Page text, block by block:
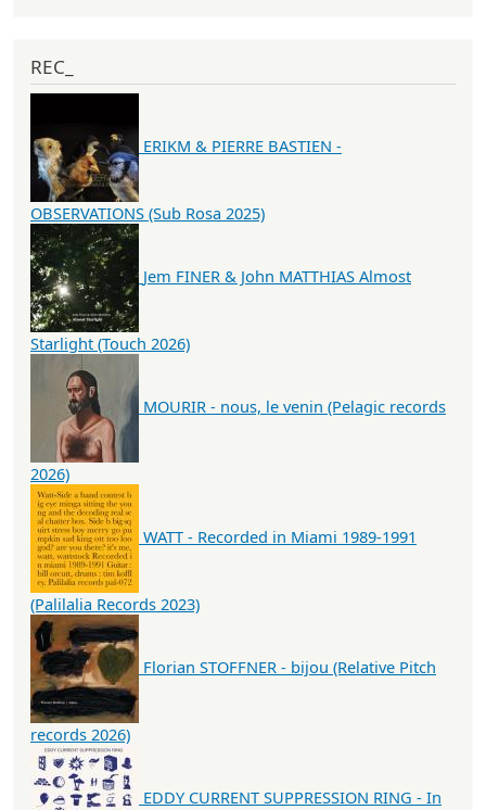
REC_
ERIKM & PIERRE BASTIEN -
OBSERVATIONS (Sub Rosa 2025)
Jem FINER & John MATTHIAS Almost
Starlight (Touch 2026)
MOURIR - nous, le venin (Pelagic records
2026)
WATT - Recorded in Miami 1989-1991
(Palilalia Records 2023)
Florian STOFFNER - bijou (Relative Pitch
records 2026)
EDDY CURRENT SUPPRESSION RING - In